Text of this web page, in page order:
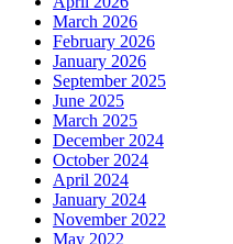
March 2026
February 2026
January 2026
September 2025
June 2025
March 2025
December 2024
October 2024
April 2024
January 2024
November 2022
May 2022